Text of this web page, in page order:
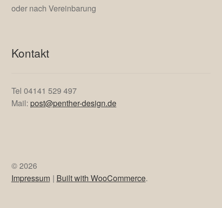
oder nach Vereinbarung
Kontakt
Tel 04141 529 497
Mail: post@penther-design.de
© 2026
Impressum
Built with WooCommerce.